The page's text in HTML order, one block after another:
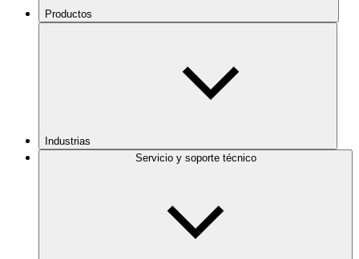
Productos
Industrias
Servicio y soporte técnico